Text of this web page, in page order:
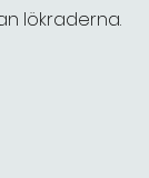
lökraderna.